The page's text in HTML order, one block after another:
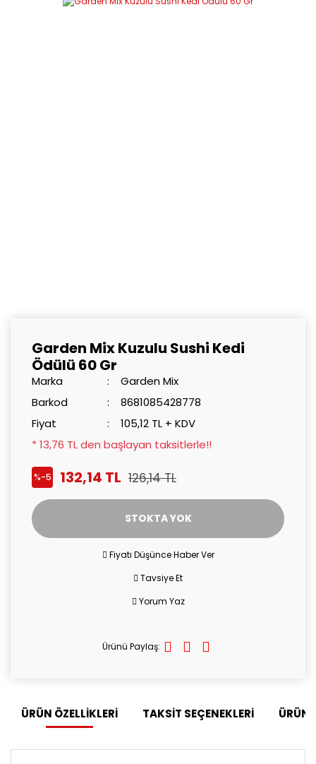
Garden Mix Kuzulu Sushi Kedi
Ödülü 60 Gr
Marka
Garden Mix
Barkod
8681085428778
Fiyat
105,12 TL + KDV
* 13,76 TL den başlayan taksitlerle!!
%-5 132,14 TL 126,14 TL
STOKTA YOK
Fiyatı Düşünce Haber Ver
Tavsiye Et
Yorum Yaz
Ürünü Paylaş:
ÜRÜN ÖZELLİKLERİ TAKSİT SEÇENEKLERİ ÜRÜN